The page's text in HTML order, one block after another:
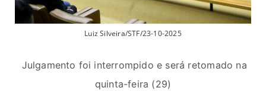
Luiz Silveira/STF/23-10-2025
Julgamento foi interrompido e será retomado na
quinta-feira (29)